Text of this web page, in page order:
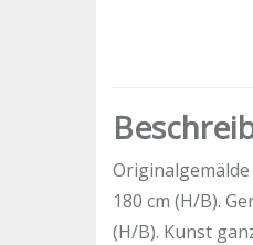
180 cm (H/B).
(H/B). Kunst